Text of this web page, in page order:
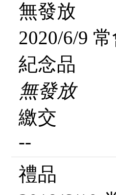
無發放
2020/6/9
紀念品
無發放
繳交
--
禮品